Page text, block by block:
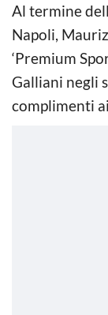
Al termine
Napoli,
‘Premium
Galliani negli
complimenti